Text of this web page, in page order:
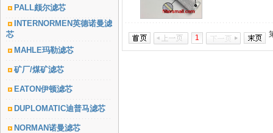
PALL颇尔滤芯
INTERNORMEN英德诺曼滤
芯
MAHLE玛勒滤芯
矿厂/煤矿滤芯
EATON伊顿滤芯
DUPLOMATIC迪普马滤芯
NORMAN诺曼滤芯
1